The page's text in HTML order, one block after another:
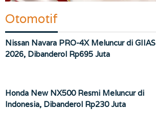
Otomotif
Nissan Navara PRO-4X Meluncur di GIIAS
2026, Dibanderol Rp695 Juta
Honda New NX500 Resmi Meluncur di
Indonesia, Dibanderol Rp230 Juta